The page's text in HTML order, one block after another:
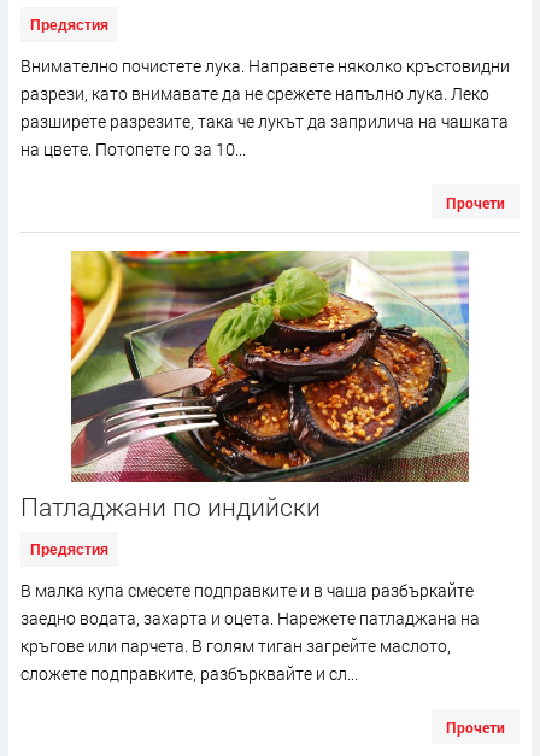
Предястия
Внимателно почистете лука. Направете няколко кръстовидни
разрези, като внимавате да не срежете напълно лука. Леко
разширете разрезите, така че лукът да заприлича на чашката
на цвете. Потопете го за 10...
Прочети
Патладжани по индийски
Предястия
В малка купа смесете подправките и в чаша разбъркайте
заедно водата, захарта и оцета. Нарежете патладжана на
кръгове или парчета. В голям тиган загрейте маслото,
сложете подправките, разбърквайте и сл...
Прочети